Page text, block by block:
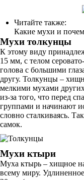
Читайте также:
Какие мухи и
Мухи толкунцы
К этому виду
15 мм, с телом
голова с большими
другу. Толкунцы –
мелкими мухами
из-за того, что перед
группами и начинают
словно сталкиваясь.
самок.
Мухи ктыри
Муха ктырь – хищное
всему миру.